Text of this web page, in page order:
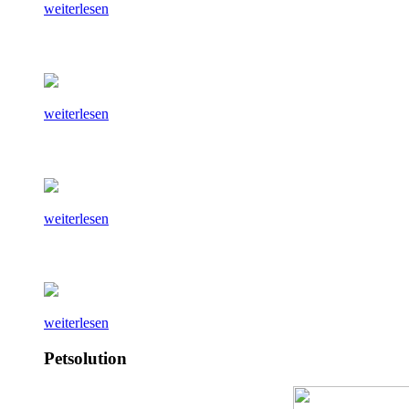
weiterlesen
weiterlesen
weiterlesen
weiterlesen
Petsolution